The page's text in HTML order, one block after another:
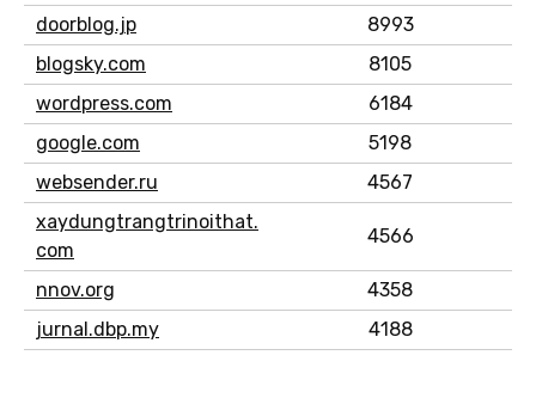
doorblog.jp
8993
blogsky.com
8105
wordpress.com
6184
google.com
5198
websender.ru
4567
xaydungtrangtrinoithat.
com
4566
nnov.org
4358
jurnal.dbp.my
4188